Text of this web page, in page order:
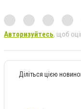
Авторизуйтесь, щоб
Діліться цією